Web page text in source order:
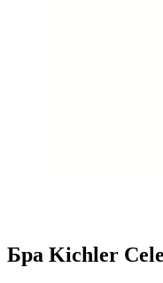
Бра Kichler